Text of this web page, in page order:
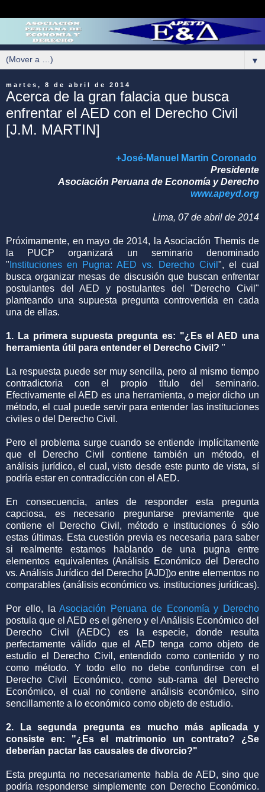
▼
martes, 8 de abril de 2014
Acerca de la gran falacia que busca
enfrentar el AED con el Derecho Civil
[J.M. MARTIN]
+José-Manuel Martin Coronado
Presidente
Asociación Peruana de Economía y Derecho
www.apeyd.org
Lima, 07 de abril de 2014
Próximamente, en mayo de 2014, la Asociación Themis de
la PUCP organizará un seminario denominado
" Instituciones en Pugna: AED vs. Derecho Civil ", el cual
busca organizar mesas de discusión que buscan enfrentar
postulantes del AED y postulantes del "Derecho Civil"
planteando una supuesta pregunta controvertida en cada
una de ellas.
1. La primera supuesta pregunta es: "¿Es el AED una
herramienta útil para entender el Derecho Civil? "
La respuesta puede ser muy sencilla, pero al mismo tiempo
contradictoria con el propio título del seminario.
Efectivamente el AED es una herramienta, o mejor dicho un
método, el cual puede servir para entender las instituciones
civiles o del Derecho Civil.
Pero el problema surge cuando se entiende implícitamente
que el Derecho Civil contiene también un método, el
análisis jurídico, el cual, visto desde este punto de vista, sí
podría estar en contradicción con el AED.
En consecuencia, antes de responder esta pregunta
capciosa, es necesario preguntarse previamente que
contiene el Derecho Civil, método e instituciones ó sólo
estas últimas. Esta cuestión previa es necesaria para saber
si realmente estamos hablando de una pugna entre
elementos equivalentes (Análisis Económico del Derecho
vs. Análisis Jurídico del Derecho [AJD])o entre elementos no
comparables (análisis económico vs. instituciones jurídicas).
Por ello, laAsociación Peruana de Economía y Derecho
postula que el AED es el género y el Análisis Económico del
Derecho Civil (AEDC) es la especie, donde resulta
perfectamente válido que el AED tenga como objeto de
estudio el Derecho Civil, entendido como contenido y no
como método. Y todo ello no debe confundirse con el
Derecho Civil Económico, como sub-rama del Derecho
Económico, el cual no contiene análisis económico, sino
sencillamente a lo económico como objeto de estudio.
2. La segunda pregunta es mucho más aplicada y
consiste en: "¿Es el matrimonio un contrato? ¿Se
deberían pactar las causales de divorcio?"
Esta pregunta no necesariamente habla de AED, sino que
podría responderse simplemente con Derecho Económico.